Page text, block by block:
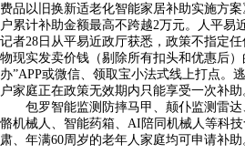
费品以旧换新适老化智能家居补助实施方
户累计补助金额最高不跨越2万元。人平易
记者28日从平易近政厅获悉，政策不指定
物现实发卖价钱（剔除所有扣头和优惠后
办”APP或微信、领取宝小法式线上打点。
户家庭正在政策无效期内只能享受一次补助
包罗智能监测防摔马甲、颠仆监测雷达
骼机械人、智能药箱、AI陪同机械人等科
肃、年满60周岁的老年人家庭均可申请补助